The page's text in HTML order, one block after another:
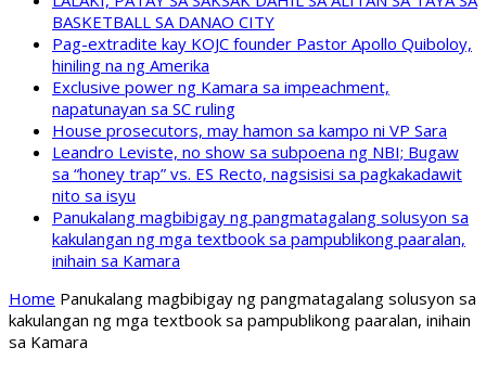
BASKETBALL SA DANAO CITY
Pag-extradite kay KOJC founder Pastor Apollo Quiboloy,
hiniling na ng Amerika
Exclusive power ng Kamara sa impeachment,
napatunayan sa SC ruling
House prosecutors, may hamon sa kampo ni VP Sara
Leandro Leviste, no show sa subpoena ng NBI; Bugaw
sa “honey trap” vs. ES Recto, nagsisisi sa pagkakadawit
nito sa isyu
Panukalang magbibigay ng pangmatagalang solusyon sa
kakulangan ng mga textbook sa pampublikong paaralan,
inihain sa Kamara
Home Panukalang magbibigay ng pangmatagalang solusyon sa
kakulangan ng mga textbook sa pampublikong paaralan, inihain
sa Kamara